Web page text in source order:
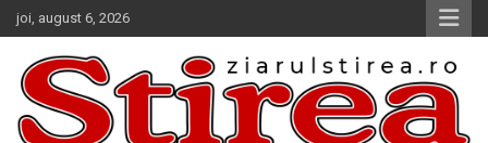
Skip
to
content
joi, august 6, 2026